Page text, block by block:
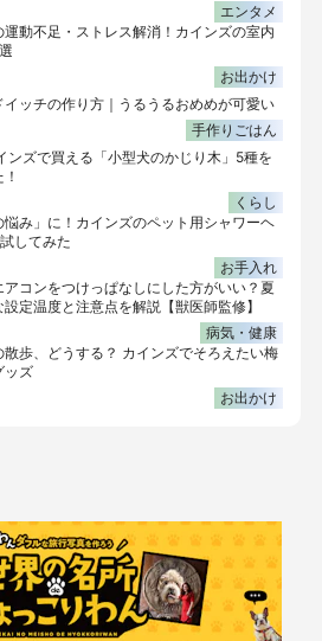
エンタメ
動不足・ストレス解消！カインズの室内
お出かけ
イッチの作り方｜うるうるおめめが可愛い
手作りごはん
ンズで買える「小型犬のかじり木」5種を
くらし
悩み」に！カインズのペット用シャワーヘ
してみた
お手入れ
コンをつけっぱなしにした方がいい？夏
設定温度と注意点を解説【獣医師監修】
病気・健康
散歩、どうする？ カインズでそろえたい梅
ッズ
お出かけ